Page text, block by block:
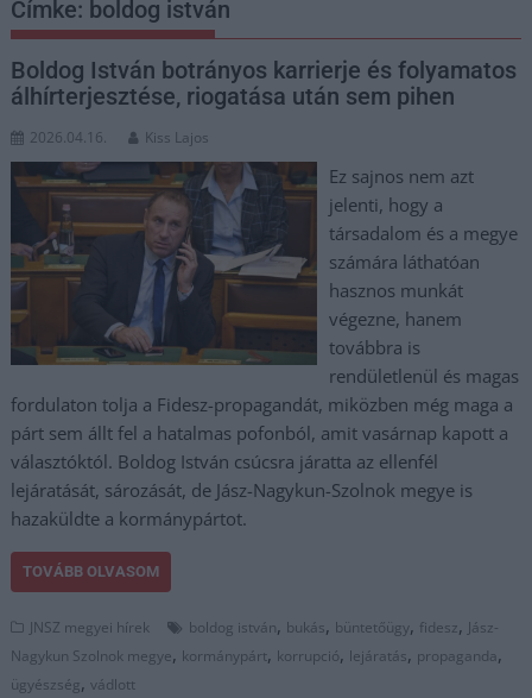
Címke: boldog istván
Boldog István botrányos karrierje és folyamatos
álhírterjesztése, riogatása után sem pihen
2026.04.16. Kiss Lajos
Ez sajnos nem azt
jelenti, hogy a
társadalom és a megye
számára láthatóan
hasznos munkát
végezne, hanem
továbbra is
rendületlenül és magas
fordulaton tolja a Fidesz-propagandát, miközben még maga a
párt sem állt fel a hatalmas pofonból, amit vasárnap kapott a
választóktól. Boldog István csúcsra járatta az ellenfél
lejáratását, sározását, de Jász-Nagykun-Szolnok megye is
hazaküldte a kormánypártot.
TOVÁBB OLVASOM
JNSZ megyei hírek boldog istván, bukás, büntetőügy, fidesz, Jász-
Nagykun Szolnok megye, kormánypárt, korrupció, lejáratás, propaganda,
ügyészség,vádlott